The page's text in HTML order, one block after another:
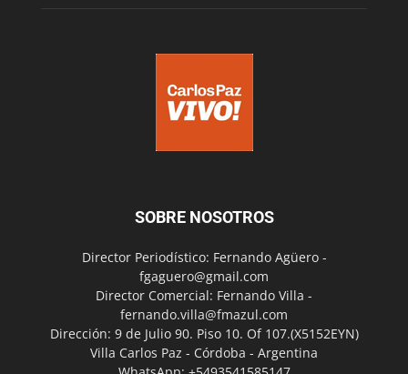
SOBRE NOSOTROS
Director Periodístico: Fernando Agüero -
fgaguero@gmail.com
Director Comercial: Fernando Villa -
fernando.villa@fmazul.com
Dirección: 9 de Julio 90. Piso 10. Of 107.(X5152EYN)
Villa Carlos Paz - Córdoba - Argentina